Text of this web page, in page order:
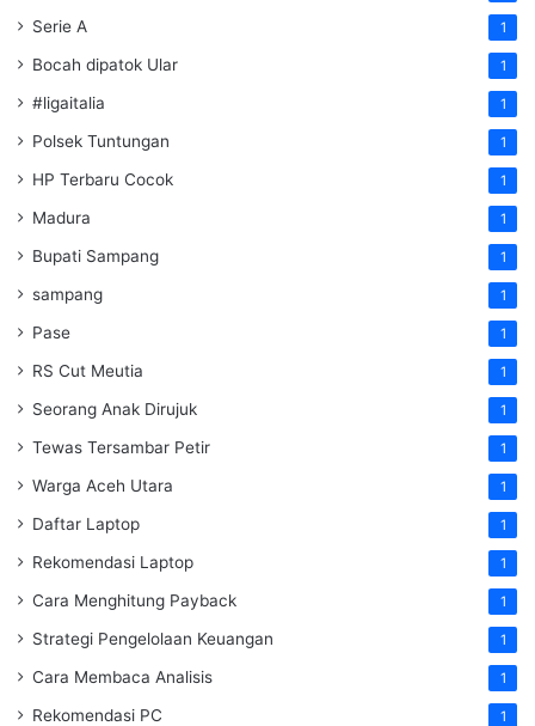
Serie A 1
Bocah dipatok Ular 1
#ligaitalia 1
Polsek Tuntungan 1
HP Terbaru Cocok 1
Madura 1
Bupati Sampang 1
sampang 1
Pase 1
RS Cut Meutia 1
Seorang Anak Dirujuk 1
Tewas Tersambar Petir 1
Warga Aceh Utara 1
Daftar Laptop 1
Rekomendasi Laptop 1
Cara Menghitung Payback 1
Strategi Pengelolaan Keuangan 1
Cara Membaca Analisis 1
Rekomendasi PC 1